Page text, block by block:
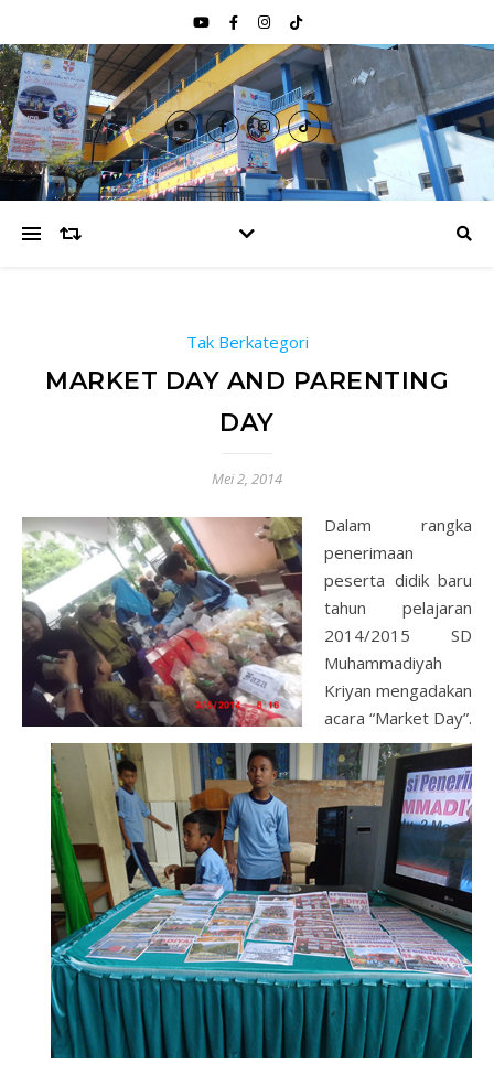
Tak Berkategori
MARKET DAY AND PARENTING
DAY
Mei 2, 2014
Dalam rangka
penerimaan
peserta didik baru
tahun pelajaran
2014/2015 SD
Muhammadiyah
Kriyan mengadakan
acara “Market Day”.